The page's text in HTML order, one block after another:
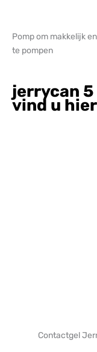
Pomp om makkelijk
te pompen
jerrycan
vind u hier
Contactgel